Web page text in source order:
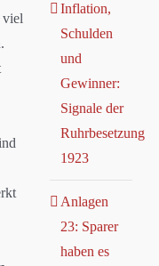
viel
Inflation,
Schulden
und
Gewinner:
Signale der
Ruhrbesetzung
1923
Anlagen
23: Sparer
haben es